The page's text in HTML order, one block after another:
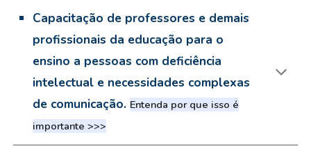
Capacitação de professores e demais
profissionais da educação para o
ensino a pessoas com deficiência
intelectual e necessidades complexas
de comunicação. Entenda por que isso é
importante >>>